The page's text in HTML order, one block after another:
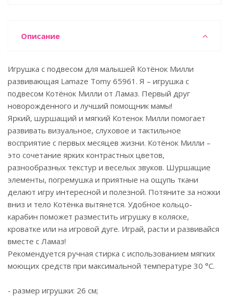
Описание
Игрушка с подвесом для малышей Котёнок Милли
развивающая Lamaze Tomy 65961. Я – игрушка с
подвесом Котёнок Милли от Ламаз. Первый друг
новорожденного и лучший помощник мамы!
Яркий, шуршащий и мягкий Котенок Милли помогает
развивать визуальное, слуховое и тактильное
восприятие с первых месяцев жизни. Котёнок Милли –
это сочетание ярких контрастных цветов,
разнообразных текстур и веселых звуков. Шуршащие
элементы, погремушка и приятные на ощупь ткани
делают игру интересной и полезной. Потяните за ножки
вниз и тело Котёнка вытянется. Удобное кольцо-
карабин поможет разместить игрушку в коляске,
кроватке или на игровой дуге. Играй, расти и развивайся
вместе с Ламаз!
Рекомендуется ручная стирка с использованием мягких
моющих средств при максимальной температуре 30 °C.
- размер игрушки: 26 см;